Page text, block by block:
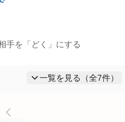
手を「どく」にする
一覧を見る（全7件）